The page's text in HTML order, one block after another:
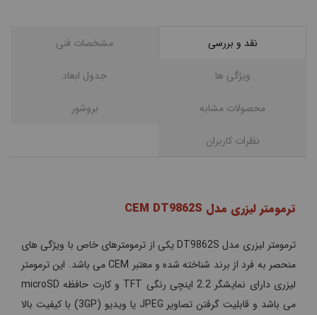
نقد و بررسی مشخصات فنی
ویژگی ها جدول ابعاد
محصولات مشابه بروشور
نظرات کاربران
ترمومتر لیزری مدل CEM DT9862S
ترمومتر لیزری مدل DT9862S یکی از ترمومترهای خاص با ویژگی های
منحصر به فرد از برند شناخته شده و معتبر CEM می باشد. این ترمومتر
لیزری دارای نمایشگر 2.2 اینچی رنگی TFT و کارت حافظه microSD
می باشد و قابلیت گرفتن تصاویر JPEG یا ویدیو (3GP) با کیفیت بالا